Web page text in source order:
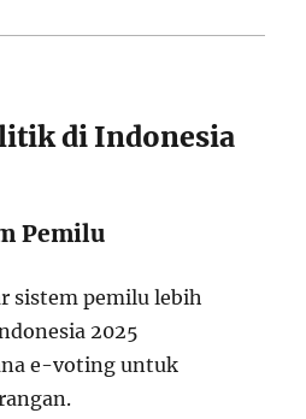
di Indonesia
Pemilu
sistem pemilu lebih
2025
e-voting untuk